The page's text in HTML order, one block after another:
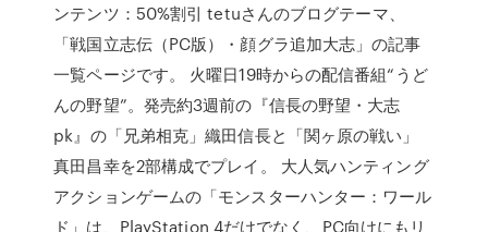
ンテンツ：50%割引 tetuさんのブログテーマ、
「戦国立志伝（PC版）・顔グラ追加大志」の記事
一覧ページです。 火曜日19時からの配信番組“うど
んの野望”。発売約3週前の『信長の野望・大志
pk』の「兄弟相克」織田信長と「関ヶ原の戦い」
真田昌幸を2部構成でプレイ。 大人気ハンティング
アクションゲームの「モンスターハンター：ワール
ド」は、PlayStation 4だけでなく、PC向けにもリ